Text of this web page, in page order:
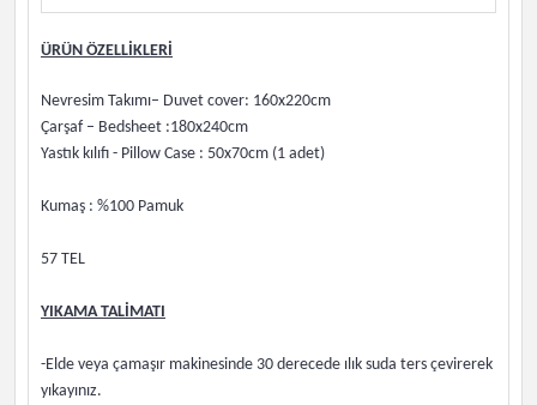
ÜRÜN ÖZELLİKLERİ
Nevresim Takımı– Duvet cover: 160x220cm
Çarşaf – Bedsheet :180x240cm
Yastık kılıfı - Pillow Case : 50x70cm (1 adet)
Kumaş : %100 Pamuk
57 TEL
YIKAMA TALİMATI
-Elde veya çamaşır makinesinde 30 derecede ılık suda ters çevirerek
yıkayınız.